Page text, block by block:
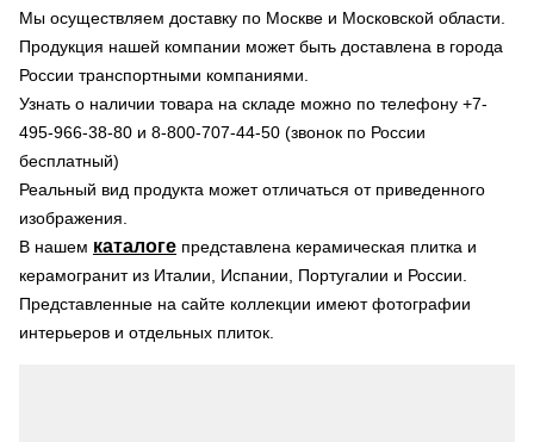
Мы осуществляем доставку по Москве и Московской области.
Продукция нашей компании может быть доставлена в города
России транспортными компаниями.
Узнать о наличии товара на складе можно по телефону +7-
495-966-38-80 и 8-800-707-44-50 (звонок по России
бесплатный)
Реальный вид продукта может отличаться от приведенного
изображения.
В нашем каталоге представлена керамическая плитка и
керамогранит из Италии, Испании, Португалии и России.
Представленные на сайте коллекции имеют фотографии
интерьеров и отдельных плиток.